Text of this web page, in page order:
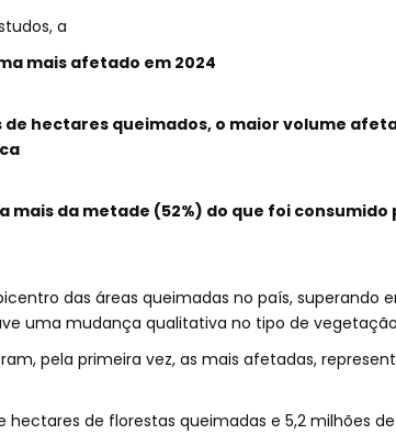
a
mais afetado em 2024
de hectares queimados, o maior volume
mais da metade (52%) do que foi consumido
das áreas queimadas no país, superando
uma mudança qualitativa no tipo de
pela primeira vez, as mais afetadas,
hectares de florestas queimadas e 5,2 milhões